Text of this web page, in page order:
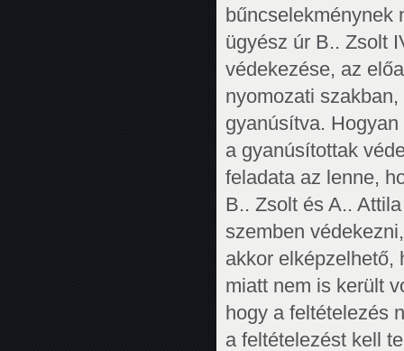
bűncselekménynek
ügyész úr B.. Zsolt
védekezése, az
nyomozati
gyanúsítva.
a gyanúsítottak
feladata az lenne,
B.. Zsolt és A..
szemben
akkor elképzelhető,
miatt nem is került
hogy a feltételezés
a feltételezést kell